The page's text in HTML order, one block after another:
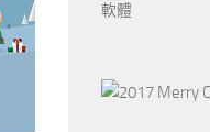
軟體